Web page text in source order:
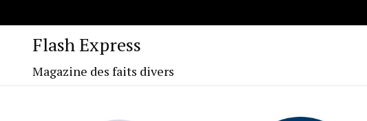
Flash Express
Magazine des faits divers